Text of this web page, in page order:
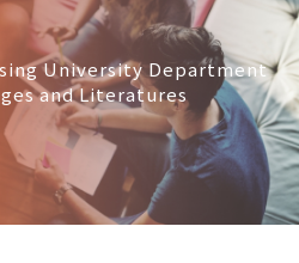
University Department
and Literatures